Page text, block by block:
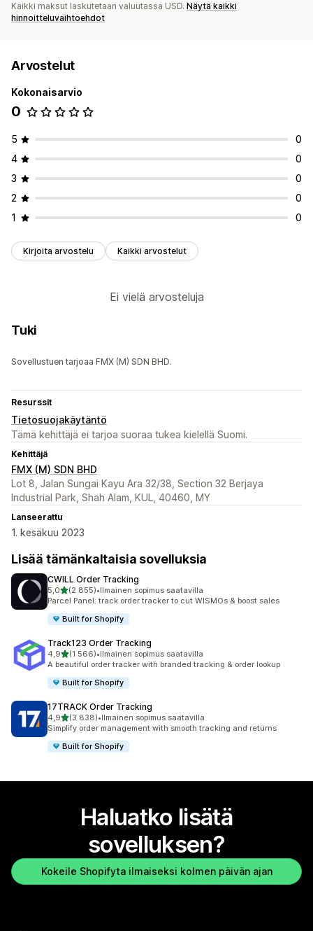
Kaikki maksut laskutetaan valuutassa USD. Näytä kaikki
hinnoitteluvaihtoehdot
Arvostelut
Kokonaisarvio
0
5
0
4
0
3
0
2
0
1
0
Kirjoita arvostelu Kaikki arvostelut
Ei vielä arvosteluja
Tuki
Sovellustuen tarjoaa FMX (M) SDN BHD.
Resurssit
Tietosuojakäytäntö
Tämä kehittäjä ei tarjoa suoraa tukea kielellä Suomi.
Kehittäjä
FMX (M) SDN BHD
Lot 8, Jalan Sungai Kayu Ara 32/38, Section 32 Berjaya
Industrial Park, Shah Alam, KUL, 40460, MY
Lanseerattu
1. kesäkuu 2023
Lisää tämänkaltaisia sovelluksia
CWILL Order Tracking
5,0/ 5 tähteä
(2 855)
2855 arvostelua yhteensä
•Ilmainen sopimus saatavilla
Parcel Panel: track order tracker to cut WISMOs & boost sales
Built for Shopify
Track123 Order Tracking
4,9/ 5 tähteä
(1 566)
1566 arvostelua yhteensä
•Ilmainen sopimus saatavilla
A beautiful order tracker with branded tracking & order lookup
Built for Shopify
17TRACK Order Tracking
4,9/ 5 tähteä
(3 838)
3838 arvostelua yhteensä
•Ilmainen sopimus saatavilla
Simplify order management with smooth tracking and returns
Built for Shopify
Haluatko lisätä
sovelluksen?
Kokeile Shopifyta ilmaiseksi kolmen päivän ajan